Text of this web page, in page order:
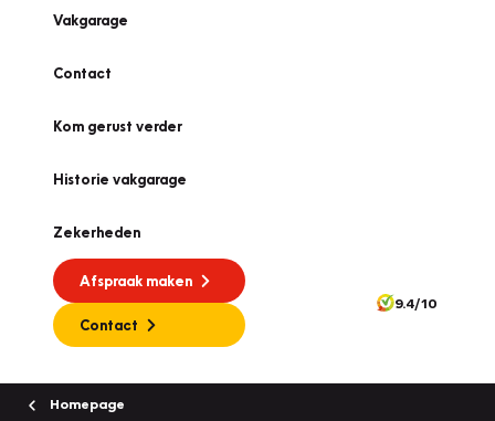
Vakgarage
Contact
Kom gerust verder
Historie vakgarage
Zekerheden
Afspraak maken
Contact
9.4/10
Homepage